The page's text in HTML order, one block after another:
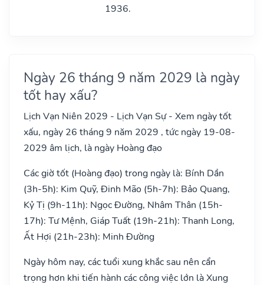
1936.
Ngày 26 tháng 9 năm 2029 là ngày
tốt hay xấu?
Lịch Vạn Niên 2029 - Lịch Vạn Sự - Xem ngày tốt
xấu, ngày 26 tháng 9 năm 2029 , tức ngày 19-08-
2029 âm lịch, là ngày Hoàng đạo
Các giờ tốt (Hoàng đạo) trong ngày là: Bính Dần
(3h-5h): Kim Quỹ, Đinh Mão (5h-7h): Bảo Quang,
Kỷ Tị (9h-11h): Ngọc Đường, Nhâm Thân (15h-
17h): Tư Mệnh, Giáp Tuất (19h-21h): Thanh Long,
Ất Hợi (21h-23h): Minh Đường
Ngày hôm nay, các tuổi xung khắc sau nên cẩn
trọng hơn khi tiến hành các công việc lớn là Xung